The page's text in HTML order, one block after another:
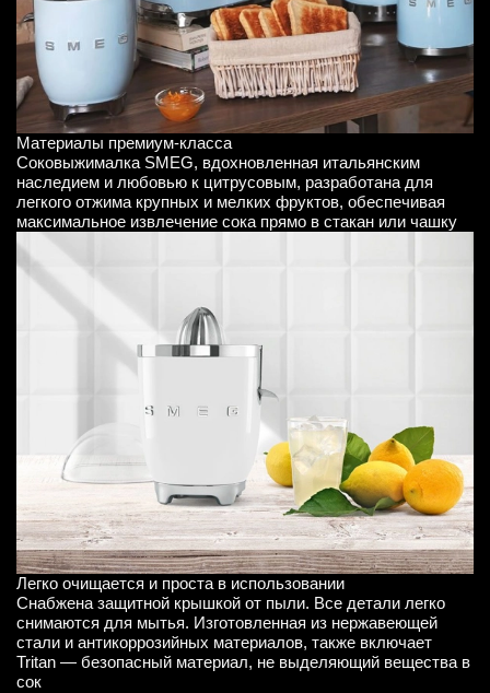
Материалы премиум-класса
Соковыжималка SMEG, вдохновленная итальянским
наследием и любовью к цитрусовым, разработана для
легкого отжима крупных и мелких фруктов, обеспечивая
максимальное извлечение сока прямо в стакан или чашку
Легко очищается и проста в использовании
Снабжена защитной крышкой от пыли. Все детали легко
снимаются для мытья. Изготовленная из нержавеющей
стали и антикоррозийных материалов, также включает
Tritan — безопасный материал, не выделяющий вещества в
сок